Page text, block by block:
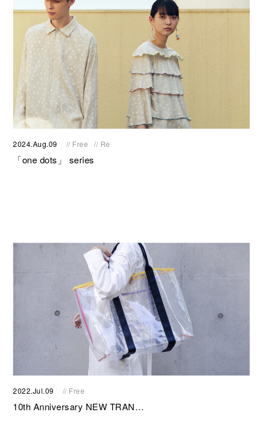
2024.Aug.09 // Free // Re
「one dots」 series
2022.Jul.09 // Free
10th Anniversary NEW TRAN…